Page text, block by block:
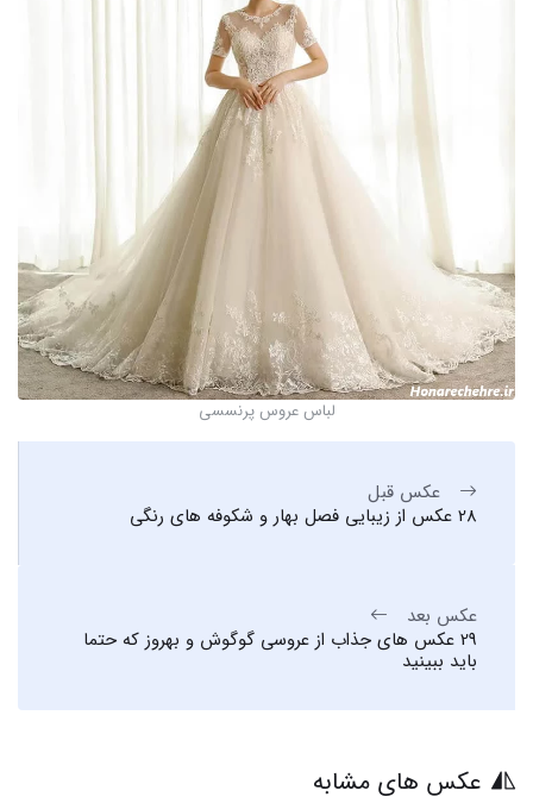
لباس عروس پرنسسی
عکس قبل
28 عکس از زیبایی فصل بهار و شکوفه های رنگی
عکس بعد
29 عکس های جذاب از عروسی گوگوش و بهروز که حتما
باید ببینید
عکس های مشابه